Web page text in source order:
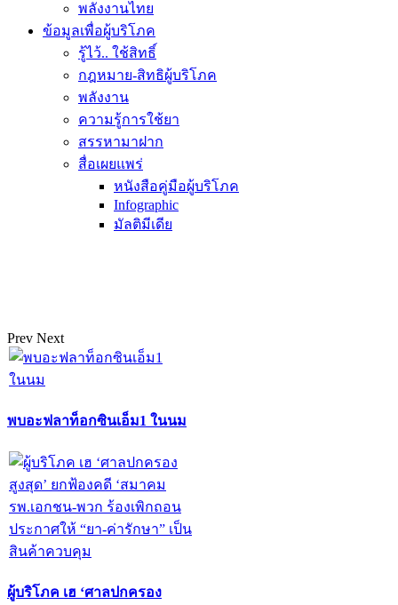
พลังงานไทย
ข้อมูลเพื่อผู้บริโภค
รู้ไว้.. ใช้สิทธิ์
กฎหมาย-สิทธิผู้บริโภค
พลังงาน
ความรู้การใช้ยา
สรรหามาฝาก
สื่อเผยแพร่
หนังสือคู่มือผู้บริโภค
Infographic
มัลติมีเดีย
Prev Next
พบอะฟลาท็อกซินเอ็ม1 ในนม
ผู้บริโภค เฮ ‘ศาลปกครอง